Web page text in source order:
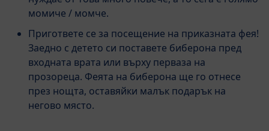
момиче / момче.
Пригответе се за посещение на приказната фея!
Заедно с детето си поставете биберона пред
входната врата или върху перваза на
прозореца. Феята на биберона ще го отнесе
през нощта, оставяйки малък подарък на
негово място.